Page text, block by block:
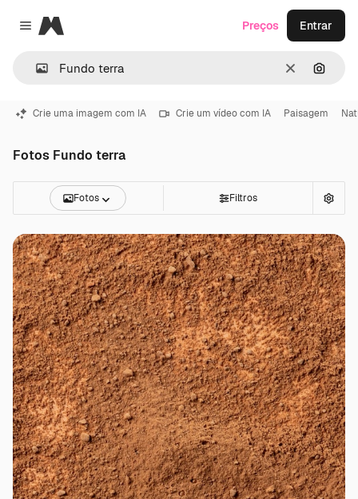
Close menu
Magnific
Limpar
Preços Entrar
Crie uma imagem com IA Crie um vídeo com IA Paisagem
Fotos Fundo terra
Fotos Filtros